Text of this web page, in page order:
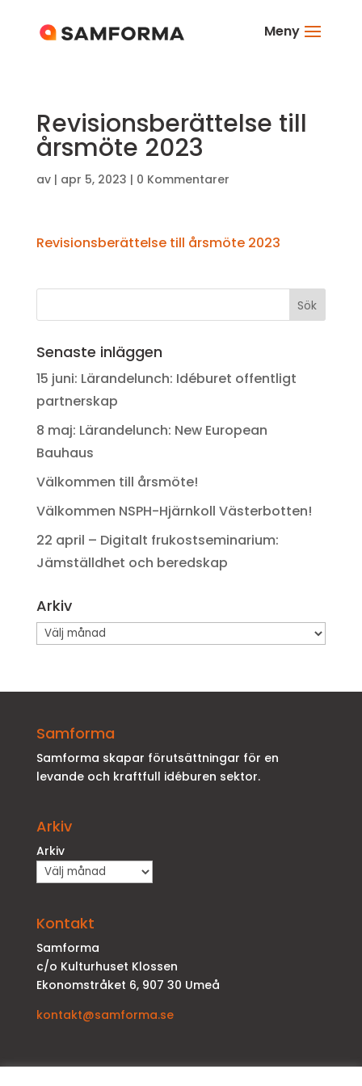
Meny
Revisionsberättelse till
årsmöte 2023
av | apr 5, 2023 | 0 Kommentarer
Revisionsberättelse till årsmöte 2023
Senaste inläggen
15 juni: Lärandelunch: Idéburet offentligt
partnerskap
8 maj: Lärandelunch: New European
Bauhaus
Välkommen till årsmöte!
Välkommen NSPH-Hjärnkoll Västerbotten!
22 april – Digitalt frukostseminarium:
Jämställdhet och beredskap
Arkiv
Arkiv
Samforma
Samforma skapar förutsättningar för en
levande och kraftfull idéburen sektor.
Arkiv
Arkiv
Kontakt
Samforma
c/o Kulturhuset Klossen
Ekonomstråket 6, 907 30 Umeå
kontakt@samforma.se